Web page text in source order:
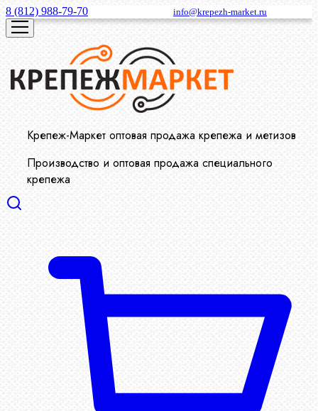
8 (812) 988-79-70 info@krepezh-market.ru
Крепеж-Маркет оптовая продажа крепежа и метизов
Производство и оптовая продажа специального
крепежа